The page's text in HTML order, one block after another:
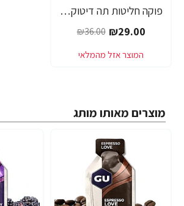
-19%
פוקה חליטות תה דיטוקס טיהור ניקוי קיבה 20 שקיקים - מבית Pukka Herbs
₪29.00
₪36.00
מוצרים מאותו מותג